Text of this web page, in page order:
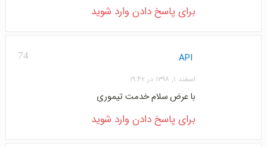
برای پاسخ دادن وارد شوید
74 API
اسفند ۱, ۱۳۹۸ در ۱۹:۴۲
با عرض سلام خدمت تیموری
برای پاسخ دادن وارد شوید